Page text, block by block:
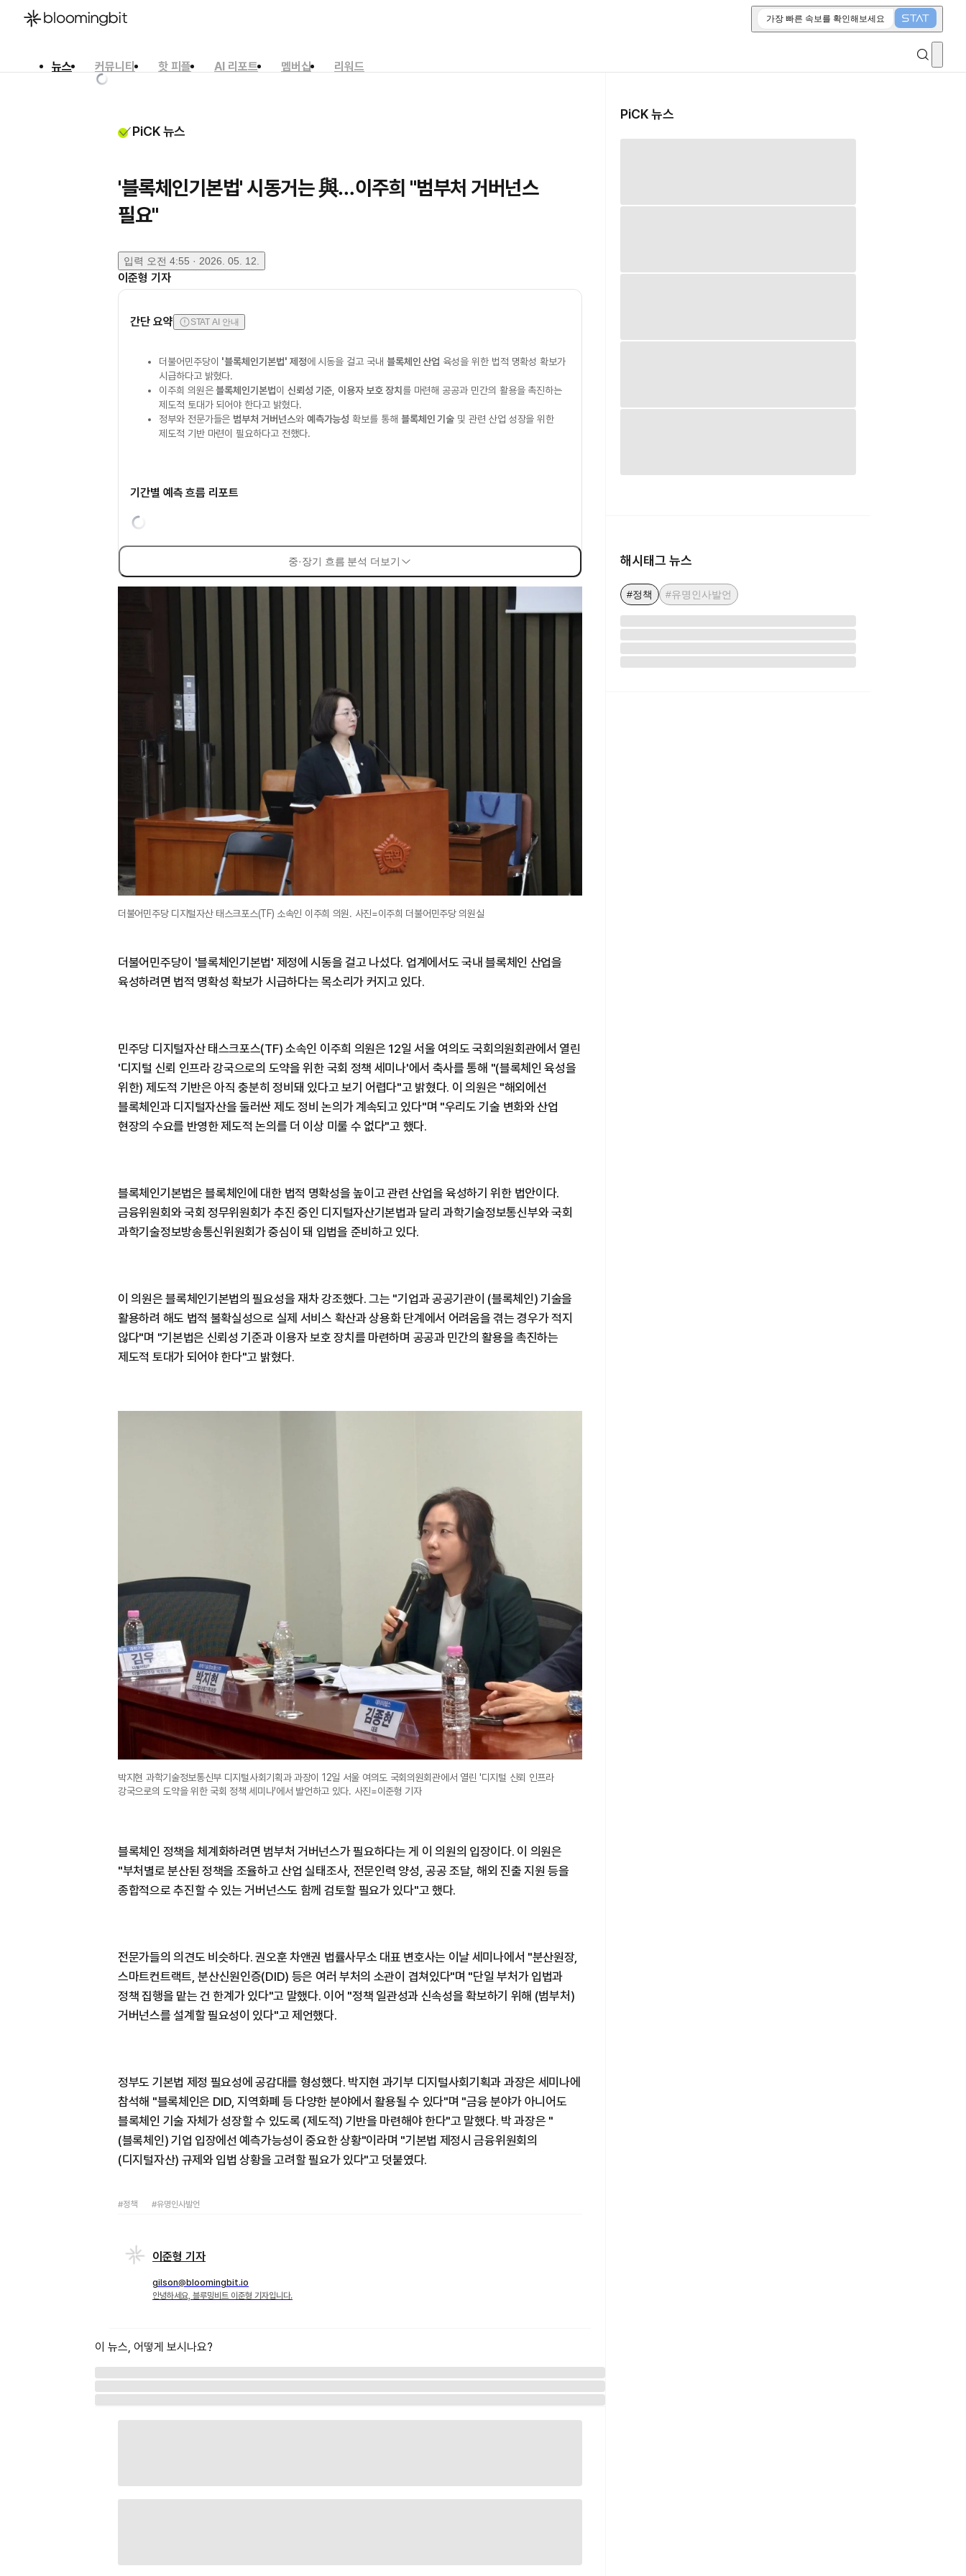
가장 빠른 속보를 확인해보세요
뉴스 커뮤니티 핫 피플 AI 리포트 멤버십
리워드
PiCK 뉴스
'블록체인기본법' 시동거는 與…이주희 "범부처 거버넌스
필요"
입력 오전 4:55 · 2026. 05. 12.
이준형 기자
간단 요약 STAT AI 안내
더불어민주당이 '블록체인기본법' 제정에 시동을 걸고 국내 블록체인 산업 육성을 위한 법적 명확성 확보가
시급하다고 밝혔다.
이주희 의원은블록체인기본법이 신뢰성 기준 ,이용자 보호 장치 를 마련해 공공과 민간의 활용을 촉진하는
제도적 토대가 되어야 한다고 밝혔다.
정부와 전문가들은 범부처 거버넌스와 예측가능성 확보를 통해 블록체인 기술 및 관련 산업 성장을 위한
제도적 기반 마련이 필요하다고 전했다.
기간별 예측 흐름 리포트
중·장기 흐름 분석 더보기
더불어민주당 디지털자산 태스크포스(TF) 소속인 이주희 의원. 사진=이주희 더불어민주당 의원실
더불어민주당이 '블록체인기본법' 제정에 시동을 걸고 나섰다. 업계에서도 국내 블록체인 산업을
육성하려면 법적 명확성 확보가 시급하다는 목소리가 커지고 있다.
민주당 디지털자산 태스크포스(TF) 소속인 이주희 의원은 12일 서울 여의도 국회의원회관에서 열린
'디지털 신뢰 인프라 강국으로의 도약을 위한 국회 정책 세미나'에서 축사를 통해 "(블록체인 육성을
위한) 제도적 기반은 아직 충분히 정비돼 있다고 보기 어렵다"고 밝혔다. 이 의원은 "해외에선
블록체인과 디지털자산을 둘러싼 제도 정비 논의가 계속되고 있다"며 "우리도 기술 변화와 산업
현장의 수요를 반영한 제도적 논의를 더 이상 미룰 수 없다"고 했다.
블록체인기본법은 블록체인에 대한 법적 명확성을 높이고 관련 산업을 육성하기 위한 법안이다.
금융위원회와 국회 정무위원회가 추진 중인 디지털자산기본법과 달리 과학기술정보통신부와 국회
과학기술정보방송통신위원회가 중심이 돼 입법을 준비하고 있다.
이 의원은 블록체인기본법의 필요성을 재차 강조했다. 그는 "기업과 공공기관이 (블록체인) 기술을
활용하려 해도 법적 불확실성으로 실제 서비스 확산과 상용화 단계에서 어려움을 겪는 경우가 적지
않다"며 "기본법은 신뢰성 기준과 이용자 보호 장치를 마련하며 공공과 민간의 활용을 촉진하는
제도적 토대가 되어야 한다"고 밝혔다.
박지현 과학기술정보통신부 디지털사회기획과 과장이 12일 서울 여의도 국회의원회관에서 열린 '디지털 신뢰 인프라
강국으로의 도약을 위한 국회 정책 세미나'에서 발언하고 있다. 사진=이준형 기자
블록체인 정책을 체계화하려면 범부처 거버넌스가 필요하다는 게 이 의원의 입장이다. 이 의원은
"부처별로 분산된 정책을 조율하고 산업 실태조사, 전문인력 양성, 공공 조달, 해외 진출 지원 등을
종합적으로 추진할 수 있는 거버넌스도 함께 검토할 필요가 있다"고 했다.
전문가들의 의견도 비슷하다. 권오훈 차앤권 법률사무소 대표 변호사는 이날 세미나에서 "분산원장,
스마트컨트랙트, 분산신원인증(DID) 등은 여러 부처의 소관이 겹쳐있다"며 "단일 부처가 입법과
정책 집행을 맡는 건 한계가 있다"고 말했다. 이어 "정책 일관성과 신속성을 확보하기 위해 (범부처)
거버넌스를 설계할 필요성이 있다"고 제언했다.
정부도 기본법 제정 필요성에 공감대를 형성했다. 박지현 과기부 디지털사회기획과 과장은 세미나에
참석해 "블록체인은 DID, 지역화폐 등 다양한 분야에서 활용될 수 있다"며 "금융 분야가 아니어도
블록체인 기술 자체가 성장할 수 있도록 (제도적) 기반을 마련해야 한다"고 말했다. 박 과장은 "
(블록체인) 기업 입장에선 예측가능성이 중요한 상황"이라며 "기본법 제정시 금융위원회의
(디지털자산) 규제와 입법 상황을 고려할 필요가 있다"고 덧붙였다.
#정책 #유명인사발언
이준형 기자
gilson@bloomingbit.io
안녕하세요, 블루밍비트 이준형 기자입니다.
이 뉴스, 어떻게 보시나요?
PiCK 뉴스
해시태그 뉴스
#정책 #유명인사발언